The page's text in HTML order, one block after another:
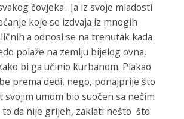
čovjeka. Ja iz svoje mladosti
koje se izdvaja iz mnogih
a odnosi se na trenutak kada
polaže na zemlju bijelog ovna,
bi ga učinio kurbanom. Plakao
prema dedi, nego, ponajprije što
svojim umom bio suočen sa nečim
to da nije grijeh, zaklati nešto što